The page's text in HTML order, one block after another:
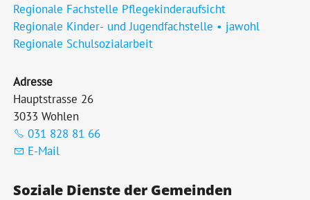
Regionale Fachstelle Pflegekinderaufsicht
Regionale Kinder- und Jugendfachstelle • jawohl
Regionale Schulsozialarbeit
Adresse
Hauptstrasse 26
3033 Wohlen
031 828 81 66
E-Mail
Soziale Dienste der Gemeinden